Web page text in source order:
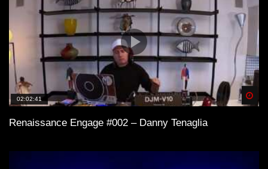
02:02:41
Renaissance Engage #002 – Danny Tenaglia